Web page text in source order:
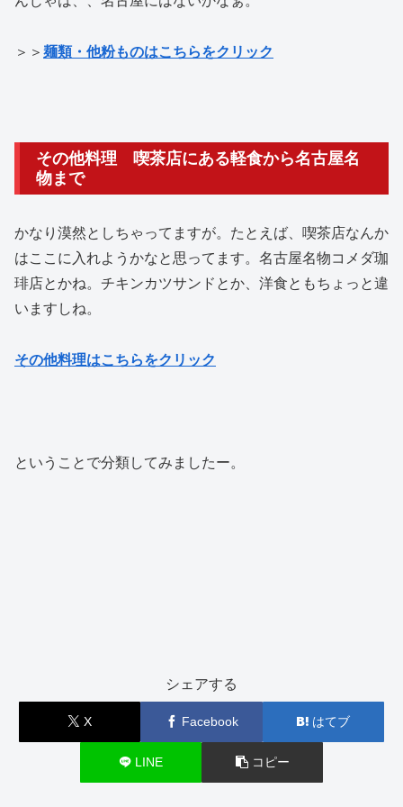
＞＞ 麺類・他粉ものはこちらをクリック
その他料理 喫茶店にある軽食から名古屋名
物まで
かなり漠然としちゃってますが。たとえば、喫茶店なんか
はここに入れようかなと思ってます。名古屋名物コメダ珈
琲店とかね。チキンカツサンドとか、洋食ともちょっと違
いますしね。
その他料理はこちらをクリック
ということで分類してみましたー。
シェアする
X Facebook はてブ
LINE コピー